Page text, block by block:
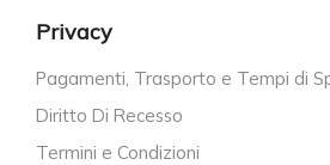
Privacy
Pagamenti, Trasporto e Tempi di
Diritto Di Recesso
Termini e Condizioni